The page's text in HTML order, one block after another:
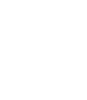
Lidia
cartel
Santa